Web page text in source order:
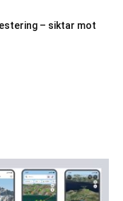
– siktar mot